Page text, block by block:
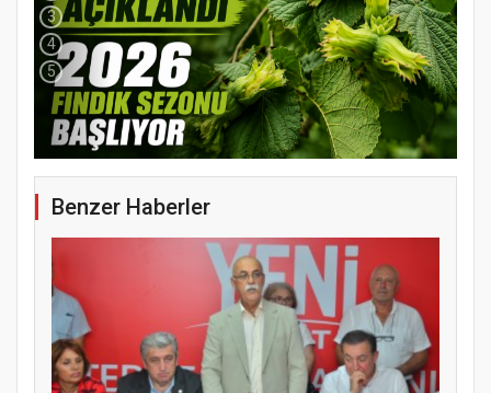
YENİ PARTİ TERME İLÇE BAŞKANLIĞINDA
3
4
5
Benzer Haberler